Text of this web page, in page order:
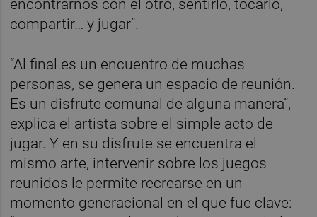
encontrarnos con el otro, sentirlo, tocarlo,
compartir… y jugar”.
“Al final es un encuentro de muchas
personas, se genera un espacio de reunión.
Es un disfrute comunal de alguna manera”,
explica el artista sobre el simple acto de
jugar. Y en su disfrute se encuentra el
mismo arte, intervenir sobre los juegos
reunidos le permite recrearse en un
momento generacional en el que fue clave: